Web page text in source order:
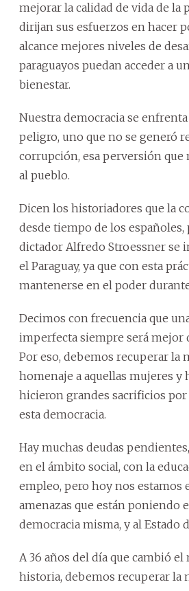
mejorar la calidad de vida de la
dirijan sus esfuerzos en hacer
alcance mejores niveles de
paraguayos puedan acceder a
bienestar.
Nuestra democracia se
peligro, uno que no se generó
corrupción, esa perversión que
al pueblo.
Dicen los historiadores que la
desde tiempo de los españoles,
dictador Alfredo Stroessner se
el Paraguay, ya que con esta
mantenerse en el poder
Decimos con frecuencia que
imperfecta siempre será mejor
Por eso, debemos recuperar la
homenaje a aquellas mujeres y
hicieron grandes sacrificios
esta democracia.
Hay muchas deudas
en el ámbito social, con la
empleo, pero hoy nos estamos
amenazas que están poniendo
democracia misma, y al Estado
A 36 años del día que cambió el
historia, debemos recuperar la